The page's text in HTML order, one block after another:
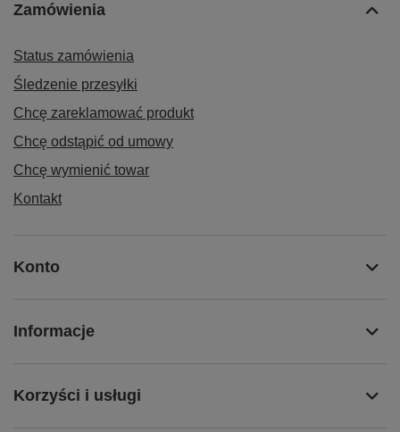
Zamówienia
Status zamówienia
Śledzenie przesyłki
Chcę zareklamować produkt
Chcę odstąpić od umowy
Chcę wymienić towar
Kontakt
Konto
Informacje
Korzyści i usługi